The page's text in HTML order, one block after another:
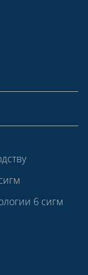
6 сигм